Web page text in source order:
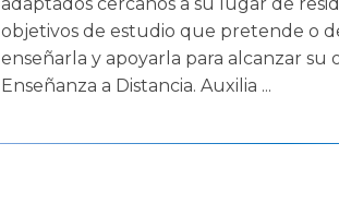
objetivos de estudio que pretende o
enseñarla y apoyarla para alcanzar
Enseñanza a Distancia. Auxilia ...